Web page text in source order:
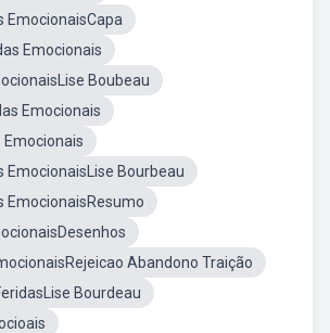
EmocionaisCapa
Emocionais
Boubeau
Emocionais
Emocionais
EmocionaisLise Bourbeau
EmocionaisResumo
Abandono Traição
Bourdeau